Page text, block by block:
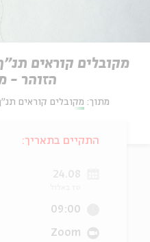
מקובלים קוראים
הזוהר -
מתוך: מקובלים קוראים
התקיים בתאריך:
24.08
09:00
Zoom